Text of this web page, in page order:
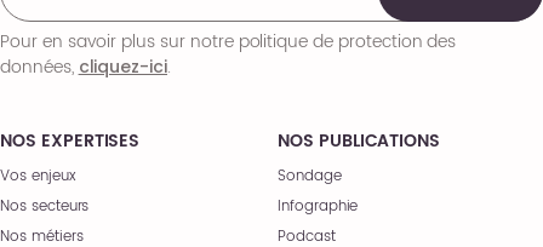
NOS EXPERTISES
Vos enjeux
Nos secteurs
Nos métiers
NOS PUBLICATIONS
Sondage
Infographie
Podcast
Pour en savoir plus sur notre politique de protection des
données,cliquez-ici.